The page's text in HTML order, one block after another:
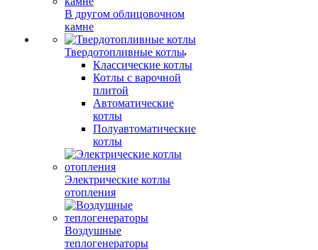
В другом облицовочном
камне
Твердотопливные котлы
Классические котлы
Котлы с варочной
плитой
Автоматические
котлы
Полуавтоматические
котлы
Электрические котлы
отопления
Воздушные
теплогенераторы